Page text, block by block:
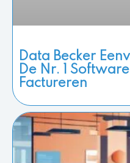
Data Becker
De Nr. 1
Factureren